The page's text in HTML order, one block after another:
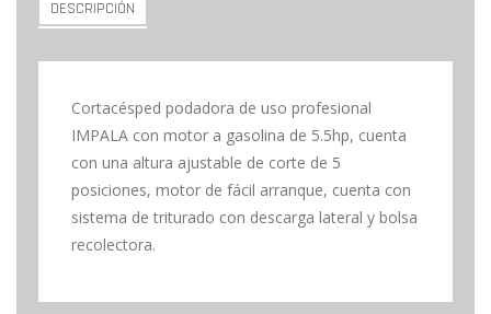
DESCRIPCIÓN
Cortacésped podadora de uso profesional
IMPALA con motor a gasolina de 5.5hp, cuenta
con una altura ajustable de corte de 5
posiciones, motor de fácil arranque, cuenta con
sistema de triturado con descarga lateral y bolsa
recolectora.